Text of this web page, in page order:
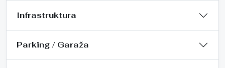
Infrastruktura
Parking / Garaža